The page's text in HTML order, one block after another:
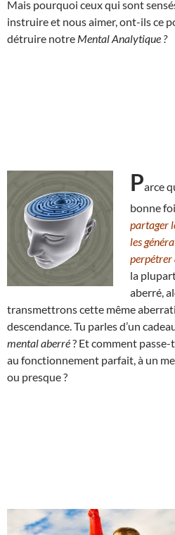
Mais pourquoi ceux qui sont
instruire et nous aimer, ont-ils ce
détruire notre Mental Analytique ?
Parce
bonne
partager
les
perpétrer
la
aberré,
transmettrons cette même
descendance. Tu parles d’un
mental aberré? Et comment passe-
au fonctionnement parfait, à un
ou presque ?